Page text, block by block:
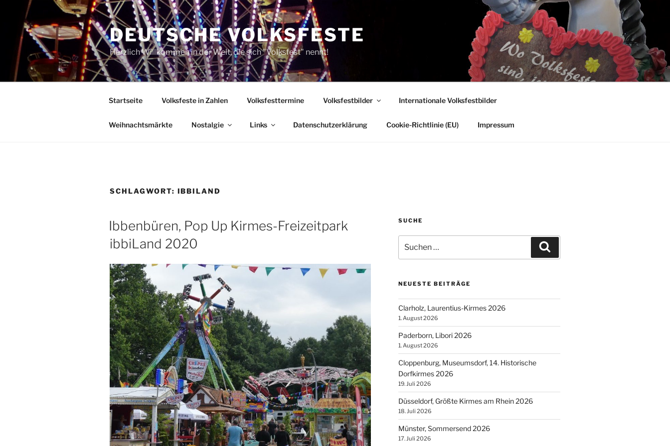
springen
DEUTSCHE VOLKSFESTE
Herzlich Willkommen in der Welt, die sich "Volksfest" nennt!
Startseite Volksfeste in Zahlen Volksfesttermine Volksfestbilder Internationale Volksfestbilder
Weihnachtsmärkte Nostalgie Links Datenschutzerklärung Cookie-Richtlinie (EU) Impressum
SCHLAGWORT: IBBILAND
Ibbenbüren, Pop Up Kirmes-Freizeitpark
ibbiLand 2020
SUCHE
nach:
NEUESTE BEITRÄGE
Clarholz, Laurentius-Kirmes 2026
1. August 2026
Paderborn, Libori 2026
1. August 2026
Cloppenburg, Museumsdorf, 14. Historische
Dorfkirmes 2026
19. Juli 2026
Düsseldorf, Größte Kirmes am Rhein 2026
18. Juli 2026
Münster, Sommersend 2026
17. Juli 2026